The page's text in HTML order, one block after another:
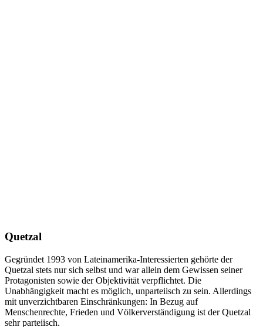
Quetzal
Gegründet 1993 von Lateinamerika-Interessierten gehörte der
Quetzal stets nur sich selbst und war allein dem Gewissen seiner
Protagonisten sowie der Objektivität verpflichtet. Die
Unabhängigkeit macht es möglich, unparteiisch zu sein. Allerdings
mit unverzichtbaren Einschränkungen: In Bezug auf
Menschenrechte, Frieden und Völkerverständigung ist der Quetzal
sehr parteiisch.